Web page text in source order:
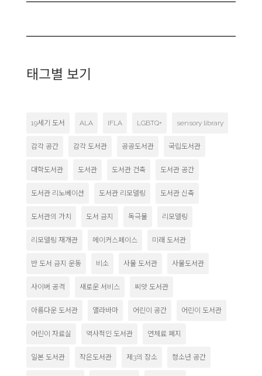
태그별 보기
19세기 도서 ALA IFLA LGBTQ+ sensory library
감각 공간 감각 도서관 공공도서관 국립도서관
대학도서관 도서관 도서관 건축 도서관 공간
도서관 리노베이션 도서관 리모델링 도서관 신축
도서관의 가치 도서 금지 독극물 리모델링
리모델링 재개관 메이커스페이스 미래 도서관
반 도서 금지 운동 비소 사물 도서관 사물도서관
사이버 공격 새로운 서비스 씨앗 도서관
아름다운 도서관 앨라바마 어린이 공간 어린이 도서관
어린이 자료실 역사적인 도서관 연체료 폐지
일본 도서관 작은도서관 제3의 장소 청소년 공간